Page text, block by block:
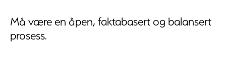
Må være en åpen, faktabasert og balansert
prosess.